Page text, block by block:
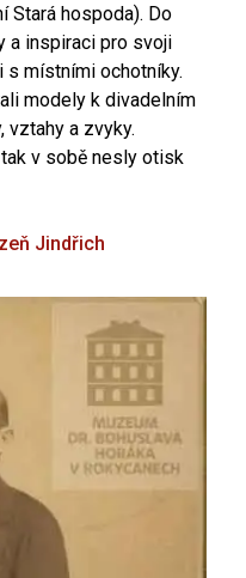
Stará hospoda). Do
a inspiraci pro svoji
s místními ochotníky.
modely k divadelním
vztahy a zvyky.
v sobě nesly otisk
Jindřich